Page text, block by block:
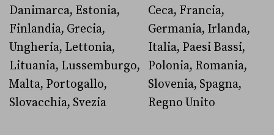
Danimarca, Estonia,
Finlandia, Grecia,
Ungheria, Lettonia,
Lituania, Lussemburgo,
Malta, Portogallo,
Slovacchia, Svezia
Ceca, Francia,
Germania, Irlanda,
Italia, Paesi Bassi,
Polonia, Romania,
Slovenia, Spagna,
Regno Unito